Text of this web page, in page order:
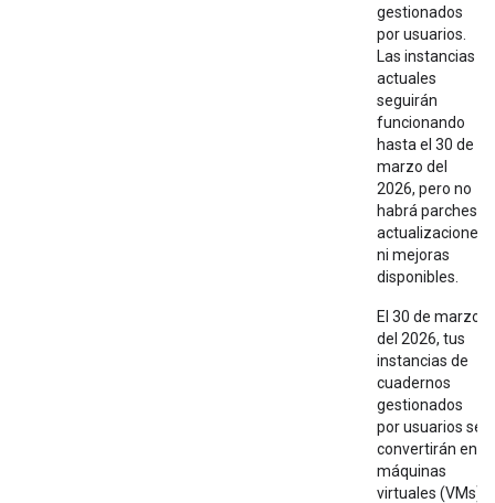
gestionados
por usuarios.
Las instancias
actuales
seguirán
funcionando
hasta el 30 de
marzo del
2026, pero no
habrá parches,
actualizaciones
ni mejoras
disponibles.
El 30 de marzo
del 2026, tus
instancias de
cuadernos
gestionados
por usuarios se
convertirán en
máquinas
virtuales (VMs)